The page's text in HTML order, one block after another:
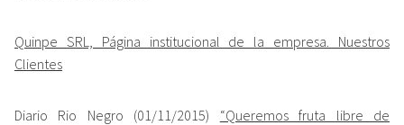
Quinpe SRL, Página institucional de la empresa. Nuestros
Clientes
Diario Rio Negro (01/11/2015) “Queremos fruta libre de